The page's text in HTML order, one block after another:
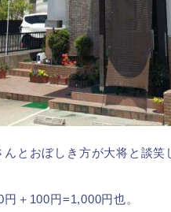
とおぼしき方が大将と談笑
＋100円=1,000円也。